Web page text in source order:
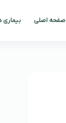
صفحه اصلی